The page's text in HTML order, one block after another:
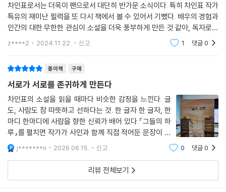
차인표로서는 더욱이 팬으로서 대단히 반가운 소식이다. 특히 차인표 작가
특유의 재미난 필력을 또 다시 책에서 볼 수 있어서 기뻤다. 배우의 경험과
인간의 대한 무한한 관심이 소설을 더욱 풍부하게 만든 것 같아, 독자로서
는 이보다 훌륭한 밥상이 따로 없다. 특히 소설에 새로 추가된 정유일에 있
z****2 2024.11.22. 신고 1 댓글0
종이책 구매
서로가 서로를 존귀하게 만든다
차인표의 소설을 읽을 때마다 비슷한 감정을 느낀다. 글
도, 사람도 참 따뜻하고 선하다는 것. 한 글자 한 글자, 한
마디 한마디에 사람을 향한 신뢰가 배어 있다.『그들의 하
루』를 펼치면 작가가 사인과 함께 직접 적어둔 문장이 독
자를 맞이한다."인간이 존귀한 건 서로가 서로를 그렇게
대해주기 때문이에요."이 문장을 읽는 순간 독자는 이미
존귀한 존재가 된다. 그리고 그 마음
j*******n 2026.06.15. 신고 0 댓글0
리뷰 전체보기